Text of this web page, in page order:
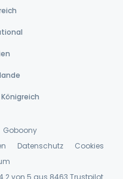
Goboony
Datenschutz
Cookies